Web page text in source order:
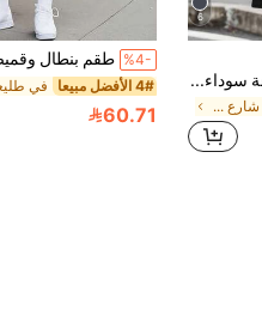
6
Manfinity LEGND مجموعة سوداء قصيرة الأكمام وشورت فضفاض 2 قطعة/مجموعة للرجال الحجم الكبير
في طليعي - شارع كاجوال مجموعات تي شيرت للرجال بمقا
%4-
4# الأفضل مبيعا
60.71